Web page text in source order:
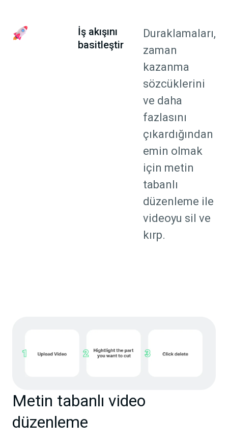
İş akışını
basitleştir
Duraklamaları,
zaman
kazanma
sözcüklerini
ve daha
fazlasını
çıkardığından
emin olmak
için metin
tabanlı
düzenleme ile
videoyu sil ve
kırp.
Metin tabanlı video
düzenleme